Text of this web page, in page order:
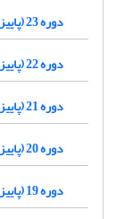
دوره 23 (پاییز 1400-1399)
دوره 22 (پاییز 1399-1398)
دوره 21 (پاییز 1398-1397)
دوره 20 (پاییز 1397-1396)
دوره 19 (پاییز 1396-1395)